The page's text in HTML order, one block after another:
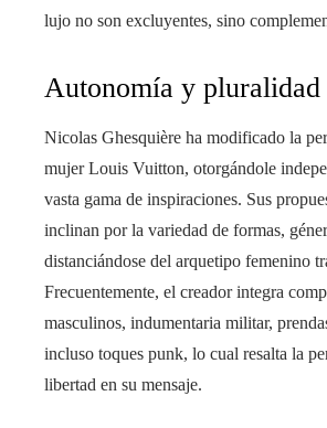
lujo no son excluyentes, sino
Autonomía y pluralidad
Nicolas Ghesquière ha modificado la
mujer Louis Vuitton, otorgándole
vasta gama de inspiraciones. Sus
inclinan por la variedad de formas,
distanciándose del arquetipo femenino
Frecuentemente, el creador integra
masculinos, indumentaria militar,
incluso toques punk, lo cual resalta la
libertad en su mensaje.